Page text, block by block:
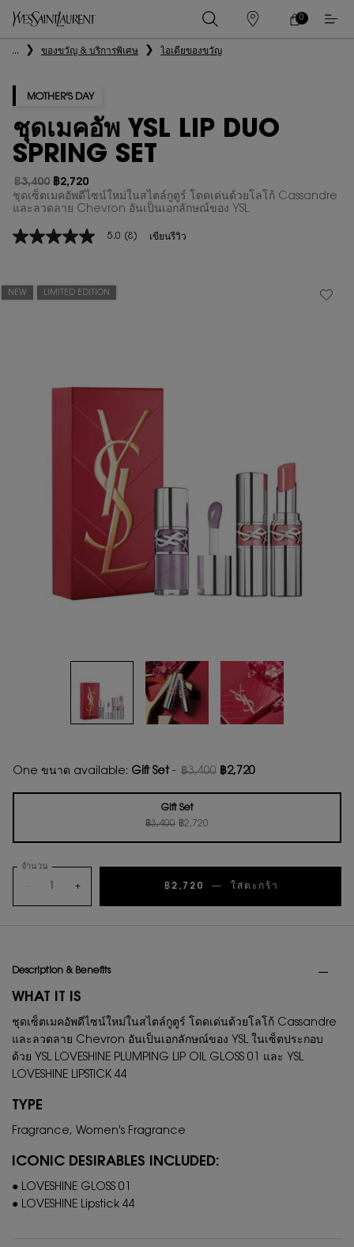
ร้าน
ค้า
ตะกร้า
0
0 PRODUCT IN
เนื้อหาหลัก
... ของขวัญ & บริการพิเศษ ไอเดียของขวัญ
MOTHER'S DAY
ชุดเมคอัพ YSL LIP DUO
SPRING SET
ราคาเก่า
฿3,400
ราคาใหม่
฿2,720
ชุดเซ็ตเมคอัพดีไซน์ใหม่ในสไตล์กูตูร์ โดดเด่นด้วยโลโก้ Cassandre
และลวดลาย Chevron อันเป็นเอกลักษณ์ของ YSL
5.0
ค่า
5.0 (8) เขียนรีวิว
NEW LIMITED EDITION
One ขนาด available: Gift Set- ฿3,400 ฿2,720
Selected
Gift Set
ราคาเก่า
฿3,400 ราคาใหม่
฿2,720
, 1 of 1
จำนวน
+ ฿2,720 ― ใส่ตะกร้า
Description & Benefits
WHAT IT IS
ชุดเซ็ตเมคอัพดีไซน์ใหม่ในสไตล์กูตูร์ โดดเด่นด้วยโลโก้ Cassandre
และลวดลาย Chevron อันเป็นเอกลักษณ์ของ YSL ในเซ็ตประกอบ
ด้วย YSL LOVESHINE PLUMPING LIP OIL GLOSS 01 และ YSL
LOVESHINE LIPSTICK 44
TYPE
Fragrance, Women's Fragrance
ICONIC DESIRABLES INCLUDED:
● LOVESHINE GLOSS 01
● LOVESHINE Lipstick 44